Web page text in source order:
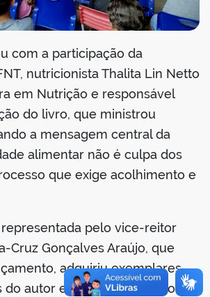
com a participação da
nutricionista Thalita Lin Netto
em Nutrição e responsável
do livro, que ministrou
a mensagem central da
alimentar não é culpa dos
que exige acolhimento e
representada pelo vice-reitor
Cruz Gonçalves Araújo, que
adquiriu exemplares
do autor e realizou a doação de